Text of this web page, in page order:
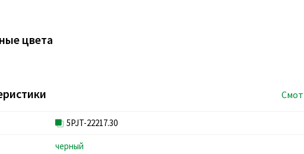
цвета
5PJT-22217.30
черный